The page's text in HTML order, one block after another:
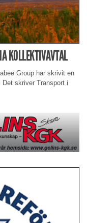
KOLLEKTIVAVTAL
Group har skrivit en
skriver Transport i